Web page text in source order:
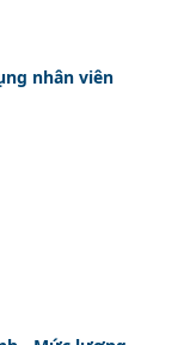
nhân viên